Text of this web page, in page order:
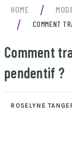
HOME
/
/ COMMENT
Comment
pendentif ?
ROSELYNE